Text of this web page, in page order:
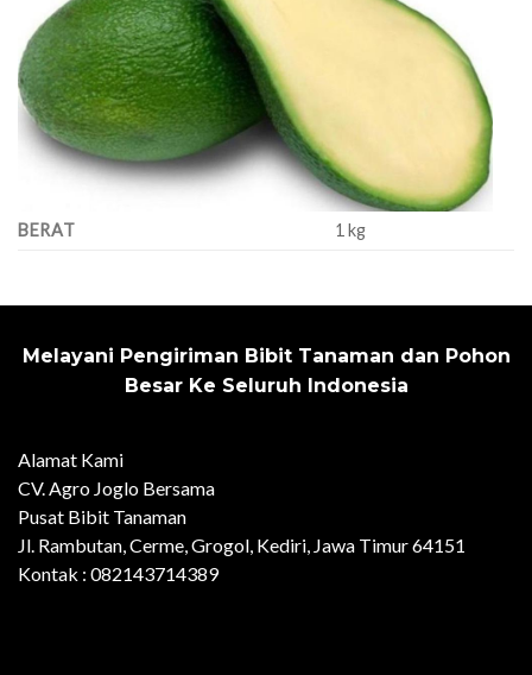
BERAT 1 kg
Melayani Pengiriman Bibit Tanaman dan Pohon
Besar Ke Seluruh Indonesia
Alamat Kami
CV. Agro Joglo Bersama
Pusat Bibit Tanaman
Jl. Rambutan, Cerme, Grogol, Kediri, Jawa Timur 64151
Kontak : 082143714389